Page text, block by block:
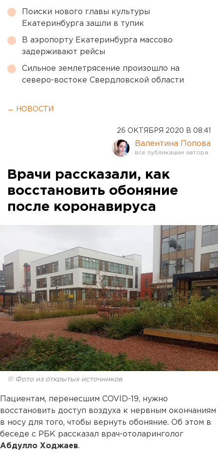
Поиски нового главы культуры
Екатеринбурга зашли в тупик
В аэропорту Екатеринбурга массово
задерживают рейсы
Сильное землетрясение произошло на
северо-востоке Свердловской области
← НОВОСТИ
26 ОКТЯБРЯ 2020 В 08:41
Валентина Попова
Врачи рассказали, как
восстановить обоняние
после коронавируса
© Фото из открытых источников
Пациентам, перенесшим COVID-19, нужно
восстановить доступ воздуха к нервным окончаниям
в носу для того, чтобы вернуть обоняние. Об этом в
беседе с РБК рассказал врач-отоларинголог
Абдулло Ходжаев.